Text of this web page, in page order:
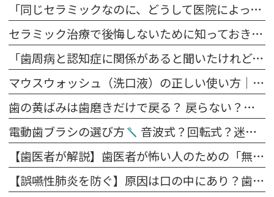
「同じセラミックなのに、どうして医院によって値段が違うの？」
セラミック治療で後悔しないために知っておきたい5つの注意点
「歯周病と認知症に関係があると聞いたけれど、本当？」
マウスウォッシュ（洗口液）の正しい使い方｜歯磨きの前？後？効果を高めるポイント
歯の黄ばみは歯磨きだけで戻る？ 戻らない？原因別に解説します
電動歯ブラシの選び方
音波式？回転式？迷ったらこれを見てください。
【歯医者が解説】歯医者が怖い人のための「無痛治療」の裏側｜麻酔の痛みを抑える4つの工夫
【誤嚥性肺炎を防ぐ】原因は口の中にあり？歯科医が教える予防法